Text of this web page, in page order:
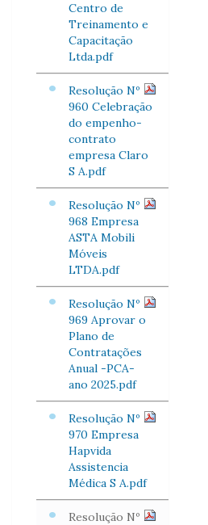
Centro de
Treinamento e
Capacitação
Ltda.pdf
Resolução Nº
960 Celebração
do empenho-
contrato
empresa Claro
S A.pdf
Resolução Nº
968 Empresa
ASTA Mobili
Móveis
LTDA.pdf
Resolução Nº
969 Aprovar o
Plano de
Contratações
Anual -PCA-
ano 2025.pdf
Resolução Nº
970 Empresa
Hapvida
Assistencia
Médica S A.pdf
Resolução Nº